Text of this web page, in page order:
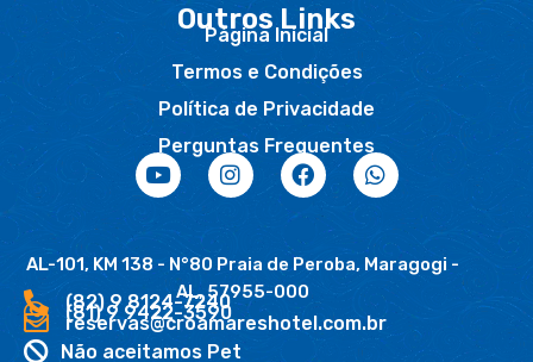
Outros Links
Página Inicial
Termos e Condições
Política de Privacidade
Perguntas Frequentes
AL-101, KM 138 - N°80 Praia de Peroba, Maragogi -
AL, 57955-000
(82) 9 8124-7240
(81) 9 9422-3590
reservas@croamareshotel.com.br
Não aceitamos Pet